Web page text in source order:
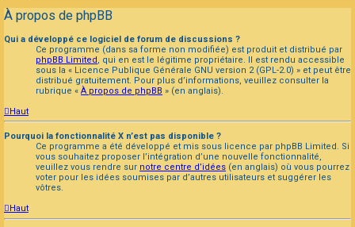
À propos de phpBB
Qui a développé ce logiciel de forum de discussions ?
Ce programme (dans sa forme non modifiée) est produit et distribué par
phpBB Limited , qui en est le légitime propriétaire. Il est rendu accessible
sous la « Licence Publique Générale GNU version 2 (GPL-2.0) » et peut être
distribué gratuitement. Pour plus d’informations, veuillez consulter la
rubrique « À propos de phpBB » (en anglais).
Haut
Pourquoi la fonctionnalité X n’est pas disponible ?
Ce programme a été développé et mis sous licence par phpBB Limited. Si
vous souhaitez proposer l’intégration d’une nouvelle fonctionnalité,
veuillez vous rendre sur notre centre d’idées (en anglais) où vous pourrez
voter pour les idées soumises par d’autres utilisateurs et suggérer les
vôtres.
Haut